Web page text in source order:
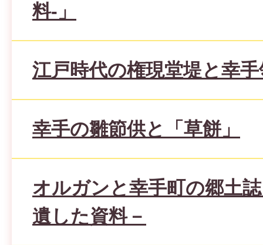
料-」
江戸時代の権現堂堤と幸手
幸手の雛節供と「草餅」
オルガンと幸手町の郷土
遺した資料－